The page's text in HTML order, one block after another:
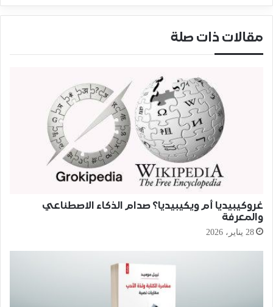
مقالات ذات صلة
غروكيبيديا أم ويكيبيديا؟ صدام الذكاء الاصطناعي
والمعرفة
28 يناير، 2026